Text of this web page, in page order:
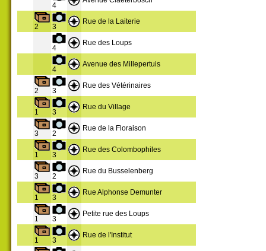
4
2 3
Rue de la Laiterie
4
Rue des Loups
4
Avenue des Millepertuis
2 3
Rue des Vétérinaires
1 3
Rue du Village
3 2
Rue de la Floraison
1 3
Rue des Colombophiles
3 2
Rue du Busselenberg
1 3
Rue Alphonse Demunter
1 3
Petite rue des Loups
1 3
Rue de l'Institut